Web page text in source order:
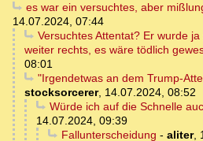
es war ein versuchtes, aber
14.07.2024, 07:44
Versuchtes Attentat? Er wurde
weiter rechts, es wäre tödlich
08:01
"Irgendetwas an dem Trump-
stocksorcerer, 14.07.2024, 08:52
Würde ich auf die Schnelle
14.07.2024, 09:39
Fallunterscheidung - aliter,